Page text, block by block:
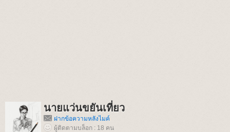
นายแว่นขยันเที่ยว
ฝากข้อความหลังไมค์
ผู้ติดตามบล็อก : 18 คน